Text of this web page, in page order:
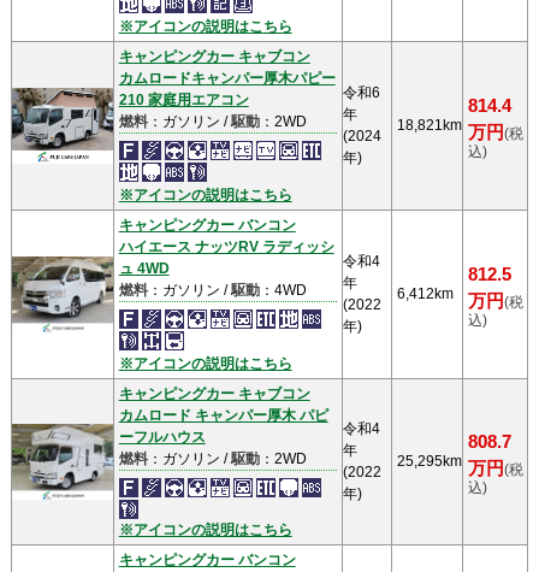
※アイコンの説明はこちら
キャンピングカー キャブコン
カムロードキャンパー厚木パピー
210 家庭用エアコン
燃料：ガソリン /駆動：2WD
※アイコンの説明はこちら
令和6
年
(2024
年)
18,821km
814.4
万円(税
込)
キャンピングカー バンコン
ハイエース ナッツRV ラディッシ
ュ 4WD
燃料：ガソリン /駆動：4WD
※アイコンの説明はこちら
令和4
年
(2022
年)
6,412km
812.5
万円(税
込)
キャンピングカー キャブコン
カムロード キャンパー厚木 パピ
ーフルハウス
燃料：ガソリン /駆動：2WD
※アイコンの説明はこちら
令和4
年
(2022
年)
25,295km
808.7
万円(税
込)
キャンピングカー バンコン